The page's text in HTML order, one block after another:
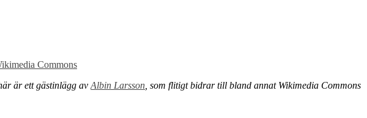
Commons
är ett gästinlägg av Albin Larsson , som flitigt bidrar till bland annat Wikimedia Commons